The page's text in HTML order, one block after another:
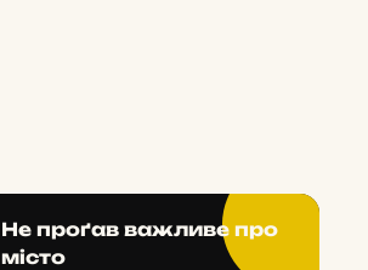
Не проґав важливе про
місто